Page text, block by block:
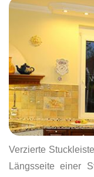
Verzierte
Längsseite einer